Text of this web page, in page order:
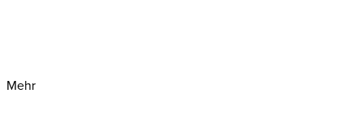
Mehr